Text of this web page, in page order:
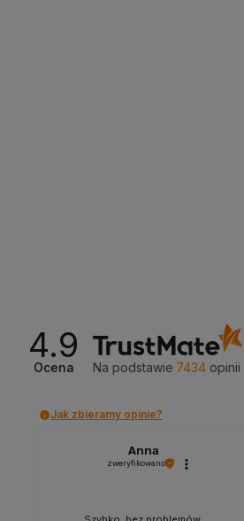
4.9
Ocena Na podstawie 7434 opinii
Jak zbieramy opinie?
Anna
zweryfikowano